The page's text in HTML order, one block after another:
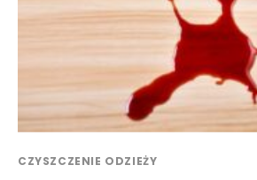
CZYSZCZENIE ODZIEŻY